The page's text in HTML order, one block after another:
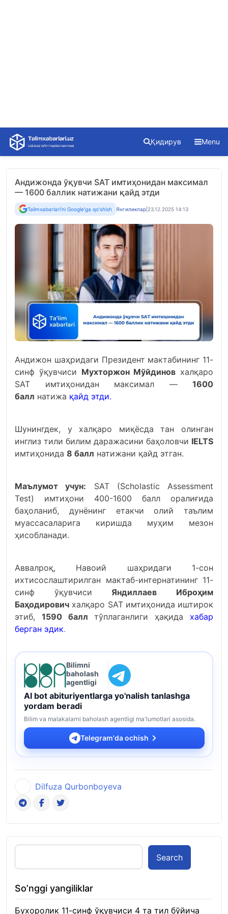
Skip
content
Қидирув Menu
Андижонда ўқувчи SАТ имтиҳонидан максимал
— 1600 баллик натижани қайд этди
Talimxabarlari'ni Google'ga qo'shish Янгиликлар 23.12.2025 14:13
Андижон шаҳридаги Президент мактабининг 11-
синф ўқувчиси Мухторжон Мўйдинов халқаро
SАТ имтиҳонидан максимал — 1600
балл натижа қайд этди.
Шунингдек, у халқаро миқёсда тан олинган
инглиз тили билим даражасини баҳоловчи IELTS
имтиҳонида 8 балл натижани қайд этган.
Маълумот учун: SАТ (Scholastic Assessment
Test) имтиҳони 400-1600 балл оралиғида
баҳоланиб, дунёнинг етакчи олий таълим
муассасаларига киришда муҳим мезон
ҳисобланади.
Аввалроқ, Навоий шаҳридаги 1-сон
ихтисослаштирилган мактаб-интернатининг 11-
синф ўқувчиси Яндиллаев Иброҳим
Баҳодирович халқаро SАТ имтиҳонида иштирок
этиб, 1590 балл тўплаганлиги ҳақида хабар
берган эдик.
Bilimni
baholash
agentligi
AI bot abituriyentlarga yo'nalish tanlashga
yordam beradi
Bilim va malakalarni baholash agentligi ma'lumotlari asosida.
Telegram'da ochish
Dilfuza Qurbonboyeva
Search
So’nggi yangiliklar
Бухоролик 11-синф ўқувчиси 4 та тил бўйича